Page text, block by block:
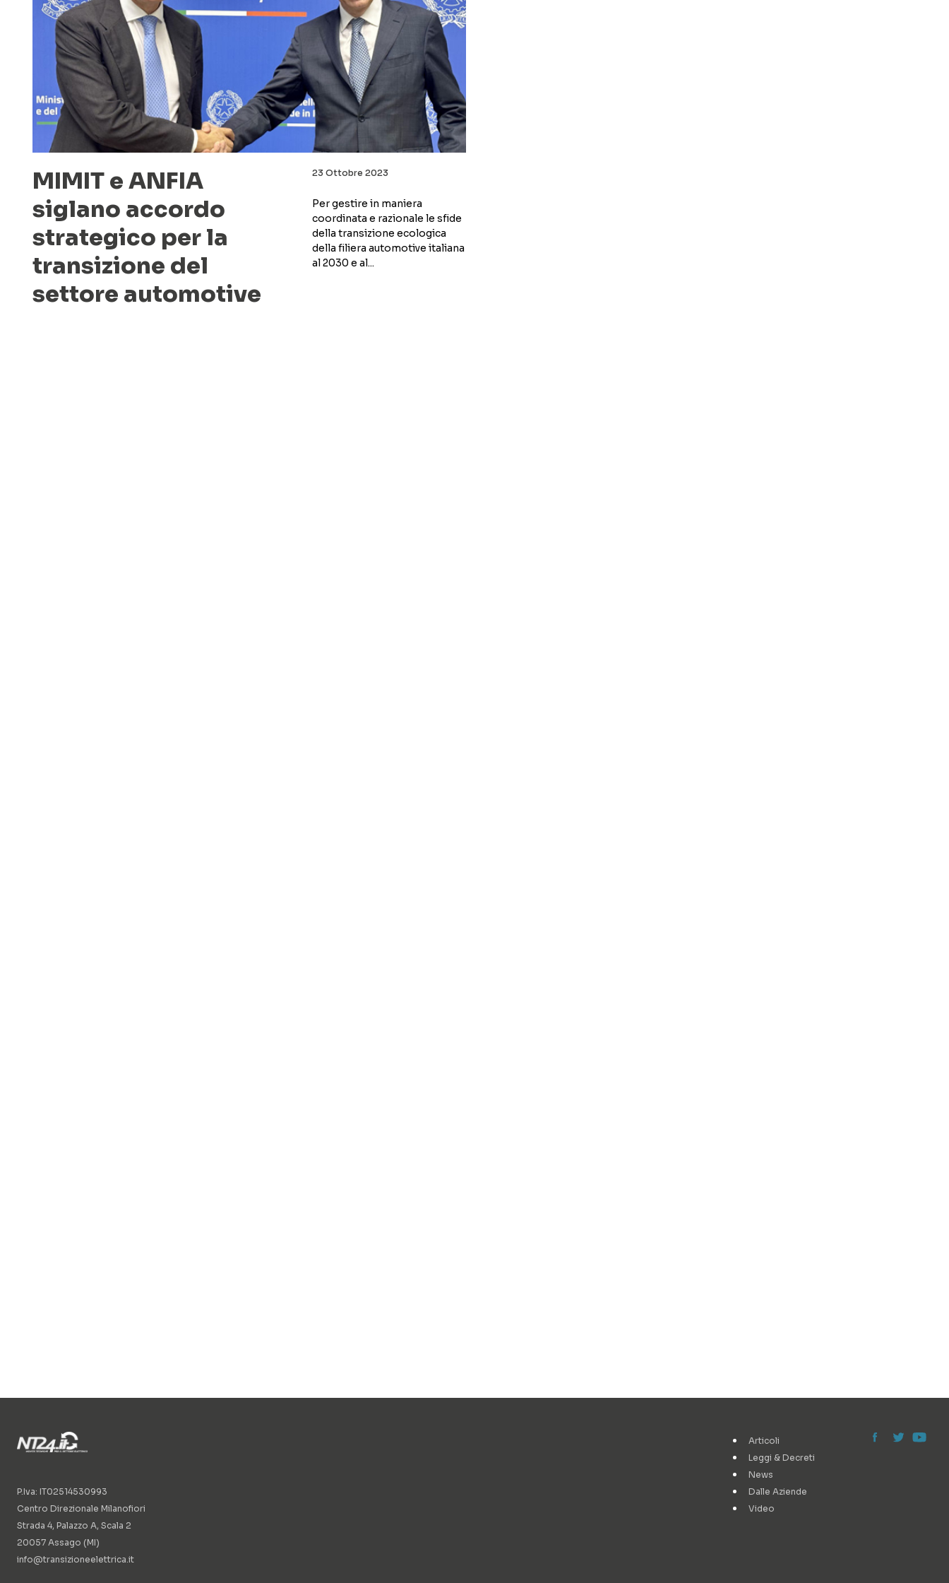
MIMIT e ANFIA
siglano accordo
strategico per la
transizione del
settore automotive
23 Ottobre 2023
Per gestire in maniera
coordinata e razionale le sfide
della transizione ecologica
della filiera automotive italiana
al 2030 e al...
P.Iva: IT02514530993
Centro Direzionale Milanofiori
Strada 4, Palazzo A, Scala 2
20057 Assago (MI)
info@transizioneelettrica.it
Articoli
Leggi & Decreti
News
Dalle Aziende
Video